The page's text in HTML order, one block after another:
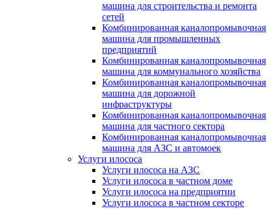
машина для строительства и ремонта
сетей
Комбинированная каналопромывочная
машина для промышленных
предприятий
Комбинированная каналопромывочная
машина для коммунального хозяйства
Комбинированная каналопромывочная
машина для дорожной
инфраструктуры
Комбинированная каналопромывочная
машина для частного сектора
Комбинированная каналопромывочная
машина для АЗС и автомоек
Услуги илососа
Услуги илососа на АЗС
Услуги илососа в частном доме
Услуги илососа на предприятии
Услуги илососа в частном секторе